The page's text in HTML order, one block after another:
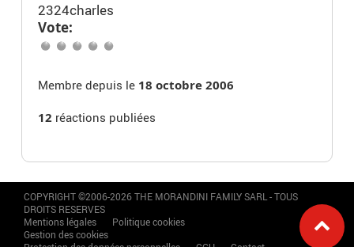
2324charles
Vote:
Membre depuis le 18 octobre 2006
12 réactions publiées
COPYRIGHT ©2006-2026 THE MORANDINI FAMILY SARL - TOUS
DROITS RESERVES
Mentions légales
Politique cookies
Gestion des cookies